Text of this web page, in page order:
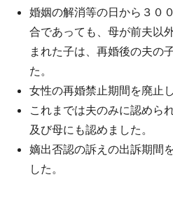
婚姻の解消等の日から３０
合であっても、母が前夫以
まれた子は、再婚後の夫の
た。
女性の再婚禁止期間を廃止し
これまでは夫のみに認めら
及び母にも認めました。
嫡出否認の訴えの出訴期間
した。